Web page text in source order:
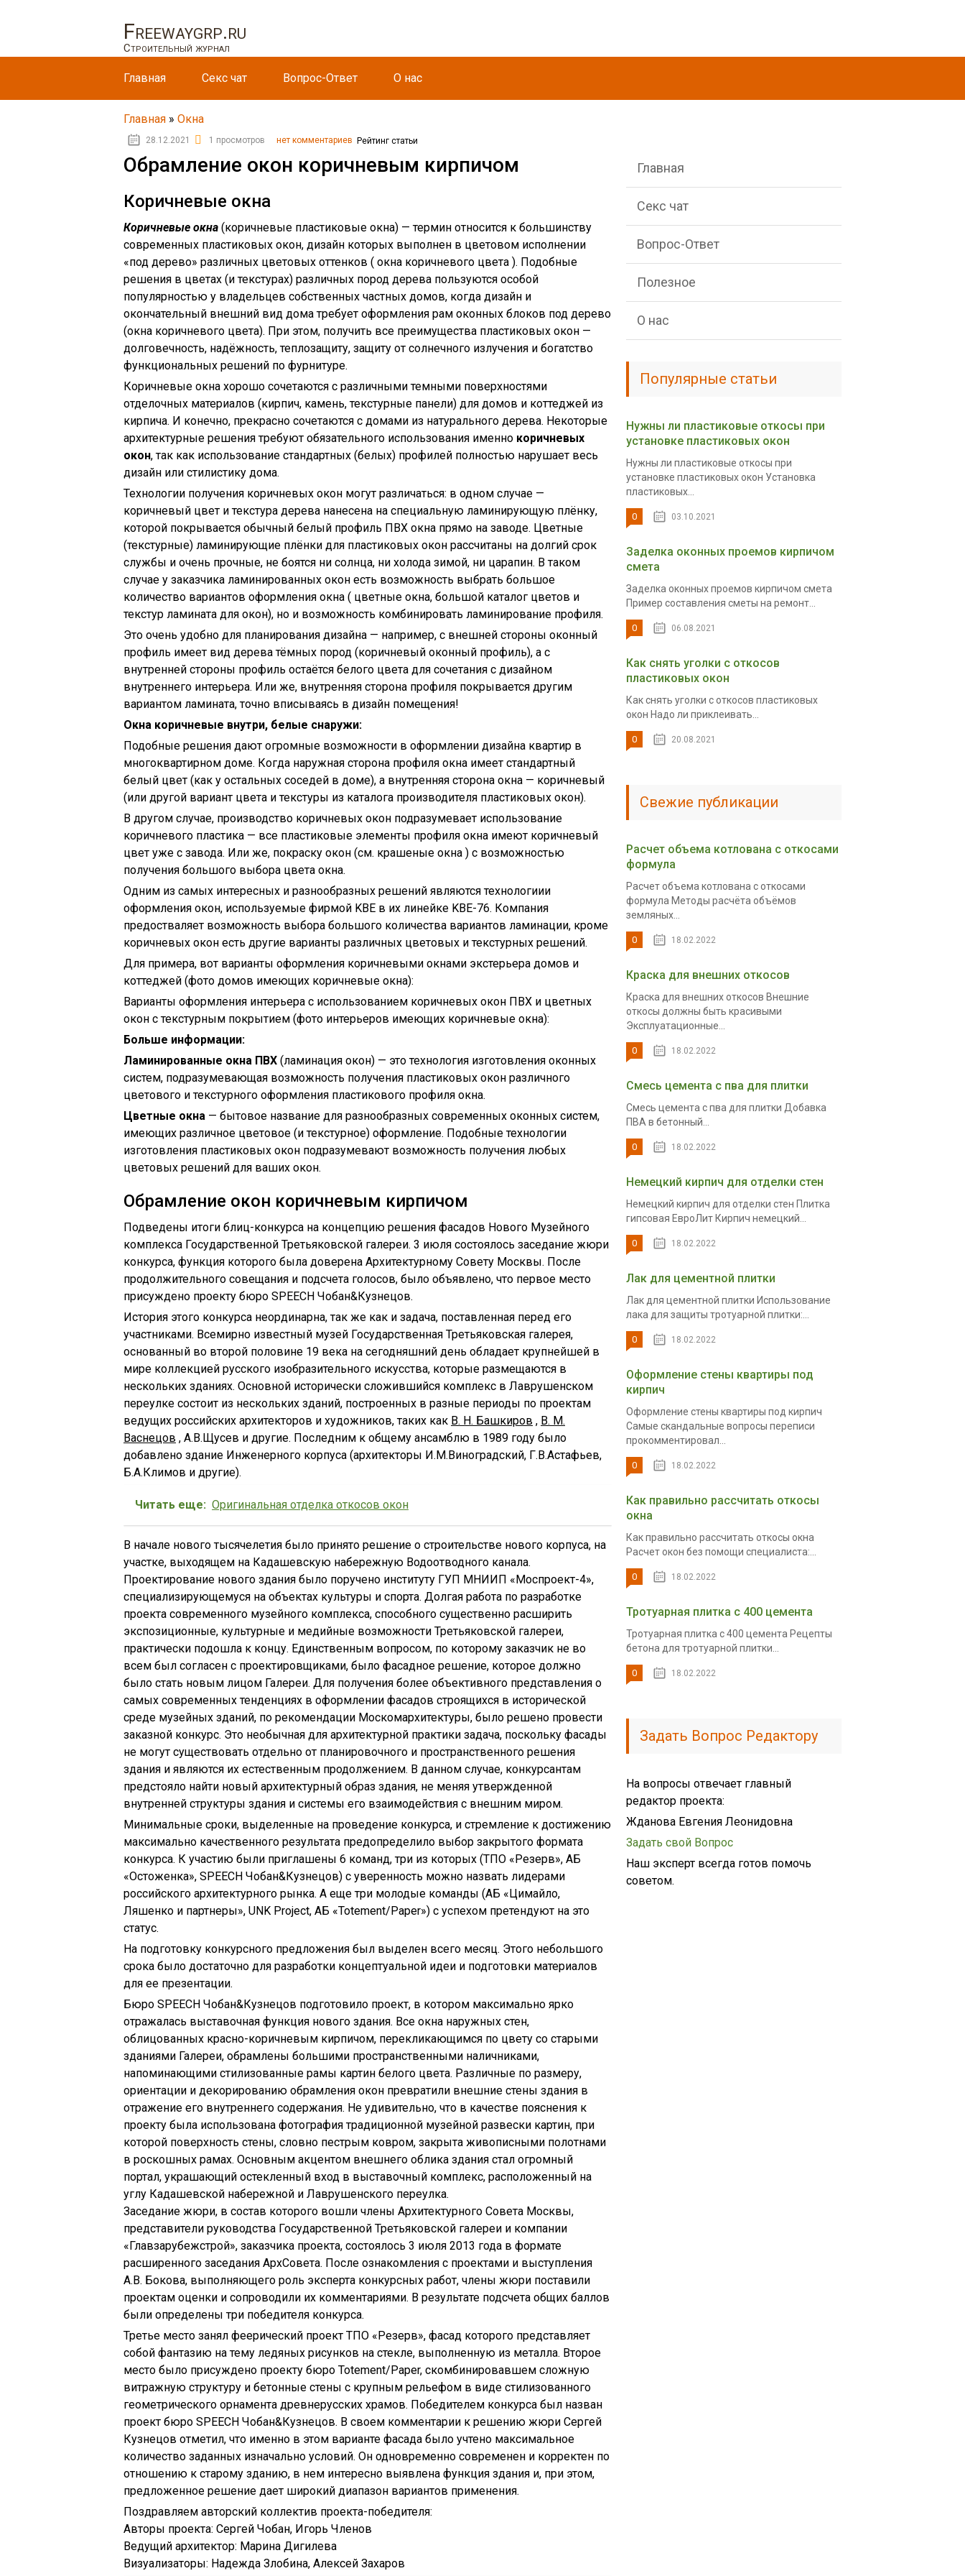
Freewaygrp.ru
Строительный журнал
Главная Секс чат Вопрос-Ответ О нас
Главная » Окна
28.12.2021 1 просмотров нет комментариев Рейтинг статьи
Обрамление окон коричневым кирпичом
Коричневые окна
Коричневые окна (коричневые пластиковые окна) — термин относится к большинству
современных пластиковых окон, дизайн которых выполнен в цветовом исполнении
«под дерево» различных цветовых оттенков ( окна коричневого цвета ). Подобные
решения в цветах (и текстурах) различных пород дерева пользуются особой
популярностью у владельцев собственных частных домов, когда дизайн и
окончательный внешний вид дома требует оформления рам оконных блоков под дерево
(окна коричневого цвета). При этом, получить все преимущества пластиковых окон —
долговечность, надёжность, теплозащиту, защиту от солнечного излучения и богатство
функциональных решений по фурнитуре.
Коричневые окна хорошо сочетаются с различными темными поверхностями
отделочных материалов (кирпич, камень, текстурные панели) для домов и коттеджей из
кирпича. И конечно, прекрасно сочетаются с домами из натурального дерева. Некоторые
архитектурные решения требуют обязательного использования именно коричневых
окон, так как использование стандартных (белых) профилей полностью нарушает весь
дизайн или стилистику дома.
Технологии получения коричневых окон могут различаться: в одном случае —
коричневый цвет и текстура дерева нанесена на специальную ламинирующую плёнку,
которой покрывается обычный белый профиль ПВХ окна прямо на заводе. Цветные
(текстурные) ламинирующие плёнки для пластиковых окон рассчитаны на долгий срок
службы и очень прочные, не боятся ни солнца, ни холода зимой, ни царапин. В таком
случае у заказчика ламинированных окон есть возможность выбрать большое
количество вариантов оформления окна ( цветные окна, большой каталог цветов и
текстур ламината для окон), но и возможность комбинировать ламинирование профиля.
Это очень удобно для планирования дизайна — например, с внешней стороны оконный
профиль имеет вид дерева тёмных пород (коричневый оконный профиль), а с
внутренней стороны профиль остаётся белого цвета для сочетания с дизайном
внутреннего интерьера. Или же, внутренняя сторона профиля покрывается другим
вариантом ламината, точно вписываясь в дизайн помещения!
Окна коричневые внутри, белые снаружи:
Подобные решения дают огромные возможности в оформлении дизайна квартир в
многоквартирном доме. Когда наружная сторона профиля окна имеет стандартный
белый цвет (как у остальных соседей в доме), а внутренняя сторона окна — коричневый
(или другой вариант цвета и текстуры из каталога производителя пластиковых окон).
В другом случае, производство коричневых окон подразумевает использование
коричневого пластика — все пластиковые элементы профиля окна имеют коричневый
цвет уже с завода. Или же, покраску окон (см. крашеные окна ) с возможностью
получения большого выбора цвета окна.
Одним из самых интересных и разнообразных решений являются технологиии
оформления окон, используемые фирмой KBE в их линейке KBE-76. Компания
предостваляет возможность выбора большого количества вариантов ламинации, кроме
коричневых окон есть другие варианты различных цветовых и текстурных решений.
Для примера, вот варианты оформления коричневыми окнами экстерьера домов и
коттеджей (фото домов имеющих коричневые окна):
Варианты оформления интерьера с использованием коричневых окон ПВХ и цветных
окон с текстурным покрытием (фото интерьеров имеющих коричневые окна):
Больше информации:
Ламинированные окна ПВХ (ламинация окон) — это технология изготовления оконных
систем, подразумевающая возможность получения пластиковых окон различного
цветового и текстурного оформления пластикового профиля окна.
Цветные окна — бытовое название для разнообразных современных оконных систем,
имеющих различное цветовое (и текстурное) оформление. Подобные технологии
изготовления пластиковых окон подразумевают возможность получения любых
цветовых решений для ваших окон.
Обрамление окон коричневым кирпичом
Подведены итоги блиц-конкурса на концепцию решения фасадов Нового Музейного
комплекса Государственной Третьяковской галереи. 3 июля состоялось заседание жюри
конкурса, функция которого была доверена Архитектурному Совету Москвы. После
продолжительного совещания и подсчета голосов, было объявлено, что первое место
присуждено проекту бюро SPEECH Чобан&Кузнецов.
История этого конкурса неординарна, так же как и задача, поставленная перед его
участниками. Всемирно известный музей Государственная Третьяковская галерея,
основанный во второй половине 19 века на сегодняшний день обладает крупнейшей в
мире коллекцией русского изобразительного искусства, которые размещаются в
нескольких зданиях. Основной исторически сложившийся комплекс в Лаврушенском
переулке состоит из нескольких зданий, построенных в разные периоды по проектам
ведущих российских архитекторов и художников, таких как В. Н. Башкиров , В. М.
Васнецов , А.В.Щусев и другие. Последним к общему ансамблю в 1989 году было
добавлено здание Инженерного корпуса (архитекторы И.М.Виноградский, Г.В.Астафьев,
Б.А.Климов и другие).
Читать еще: Оригинальная отделка откосов окон
В начале нового тысячелетия было принято решение о строительстве нового корпуса, на
участке, выходящем на Кадашевскую набережную Водоотводного канала.
Проектирование нового здания было поручено институту ГУП МНИИП «Моспроект-4»,
специализирующемуся на объектах культуры и спорта. Долгая работа по разработке
проекта современного музейного комплекса, способного существенно расширить
экспозиционные, культурные и медийные возможности Третьяковской галереи,
практически подошла к концу. Единственным вопросом, по которому заказчик не во
всем был согласен с проектировщиками, было фасадное решение, которое должно
было стать новым лицом Галереи. Для получения более объективного представления о
самых современных тенденциях в оформлении фасадов строящихся в исторической
среде музейных зданий, по рекомендации Москомархитектуры, было решено провести
заказной конкурс. Это необычная для архитектурной практики задача, поскольку фасады
не могут существовать отдельно от планировочного и пространственного решения
здания и являются их естественным продолжением. В данном случае, конкурсантам
предстояло найти новый архитектурный образ здания, не меняя утвержденной
внутренней структуры здания и системы его взаимодействия с внешним миром.
Минимальные сроки, выделенные на проведение конкурса, и стремление к достижению
максимально качественного результата предопределило выбор закрытого формата
конкурса. К участию были приглашены 6 команд, три из которых (ТПО «Резерв», АБ
«Остоженка», SPEECH Чобан&Кузнецов) с уверенность можно назвать лидерами
российского архитектурного рынка. А еще три молодые команды (АБ «Цимайло,
Ляшенко и партнеры», UNK Project, АБ «Totement/Paper») с успехом претендуют на это
статус.
На подготовку конкурсного предложения был выделен всего месяц. Этого небольшого
срока было достаточно для разработки концептуальной идеи и подготовки материалов
для ее презентации.
Бюро SPEECH Чобан&Кузнецов подготовило проект, в котором максимально ярко
отражалась выставочная функция нового здания. Все окна наружных стен,
облицованных красно-коричневым кирпичом, перекликающимся по цвету со старыми
зданиями Галереи, обрамлены большими пространственными наличниками,
напоминающими стилизованные рамы картин белого цвета. Различные по размеру,
ориентации и декорированию обрамления окон превратили внешние стены здания в
отражение его внутреннего содержания. Не удивительно, что в качестве пояснения к
проекту была использована фотография традиционной музейной развески картин, при
которой поверхность стены, словно пестрым ковром, закрыта живописными полотнами
в роскошных рамах. Основным акцентом внешнего облика здания стал огромный
портал, украшающий остекленный вход в выставочный комплекс, расположенный на
углу Кадашевской набережной и Лаврушенского переулка.
Заседание жюри, в состав которого вошли члены Архитектурного Совета Москвы,
представители руководства Государственной Третьяковской галереи и компании
«Главзарубежстрой», заказчика проекта, состоялось 3 июля 2013 года в формате
расширенного заседания АрхСовета. После ознакомления с проектами и выступления
А.В. Бокова, выполняющего роль эксперта конкурсных работ, члены жюри поставили
проектам оценки и сопроводили их комментариями. В результате подсчета общих баллов
были определены три победителя конкурса.
Третье место занял феерический проект ТПО «Резерв», фасад которого представляет
собой фантазию на тему ледяных рисунков на стекле, выполненную из металла. Второе
место было присуждено проекту бюро Totement/Paper, скомбинировавшем сложную
витражную структуру и бетонные стены с крупным рельефом в виде стилизованного
геометрического орнамента древнерусских храмов. Победителем конкурса был назван
проект бюро SPEECH Чобан&Кузнецов. В своем комментарии к решению жюри Сергей
Кузнецов отметил, что именно в этом варианте фасада было учтено максимальное
количество заданных изначально условий. Он одновременно современен и корректен по
отношению к старому зданию, в нем интересно выявлена функция здания и, при этом,
предложенное решение дает широкий диапазон вариантов применения.
Поздравляем авторский коллектив проекта-победителя:
Авторы проекта: Сергей Чобан, Игорь Членов
Ведущий архитектор: Марина Дигилева
Визуализаторы: Надежда Злобина, Алексей Захаров
Главная
Секс чат
Вопрос-Ответ
Полезное
О нас
Популярные статьи
Нужны ли пластиковые откосы при
установке пластиковых окон
Нужны ли пластиковые откосы при
установке пластиковых окон Установка
пластиковых...
0 03.10.2021
Заделка оконных проемов кирпичом
смета
Заделка оконных проемов кирпичом смета
Пример составления сметы на ремонт...
0 06.08.2021
Как снять уголки с откосов
пластиковых окон
Как снять уголки с откосов пластиковых
окон Надо ли приклеивать...
0 20.08.2021
Свежие публикации
Расчет объема котлована с откосами
формула
Расчет объема котлована с откосами
формула Методы расчёта объёмов
земляных...
0 18.02.2022
Краска для внешних откосов
Краска для внешних откосов Внешние
откосы должны быть красивыми
Эксплуатационные...
0 18.02.2022
Смесь цемента с пва для плитки
Смесь цемента с пва для плитки Добавка
ПВА в бетонный...
0 18.02.2022
Немецкий кирпич для отделки стен
Немецкий кирпич для отделки стен Плитка
гипсовая ЕвроЛит Кирпич немецкий...
0 18.02.2022
Лак для цементной плитки
Лак для цементной плитки Использование
лака для защиты тротуарной плитки:...
0 18.02.2022
Оформление стены квартиры под
кирпич
Оформление стены квартиры под кирпич
Самые скандальные вопросы переписи
прокомментировал...
0 18.02.2022
Как правильно рассчитать откосы
окна
Как правильно рассчитать откосы окна
Расчет окон без помощи специалиста:...
0 18.02.2022
Тротуарная плитка с 400 цемента
Тротуарная плитка с 400 цемента Рецепты
бетона для тротуарной плитки...
0 18.02.2022
Задать Вопрос Редактору
На вопросы отвечает главный
редактор проекта:
Жданова Евгения Леонидовна
Задать свой Вопрос
Наш эксперт всегда готов помочь
советом.